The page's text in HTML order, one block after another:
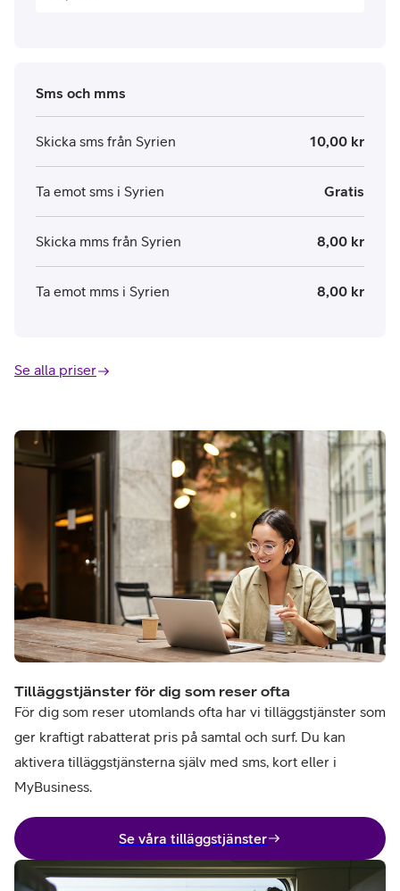
Sms och mms
Skicka sms från Syrien 10,00 kr
Ta emot sms i Syrien Gratis
Skicka mms från Syrien 8,00 kr
Ta emot mms i Syrien 8,00 kr
Se alla priser
Tilläggstjänster för dig som reser ofta
För dig som reser utomlands ofta har vi tilläggstjänster som
ger kraftigt rabatterat pris på samtal och surf. Du kan
aktivera tilläggstjänsterna själv med sms, kort eller i
MyBusiness.
Se våra tilläggstjänster